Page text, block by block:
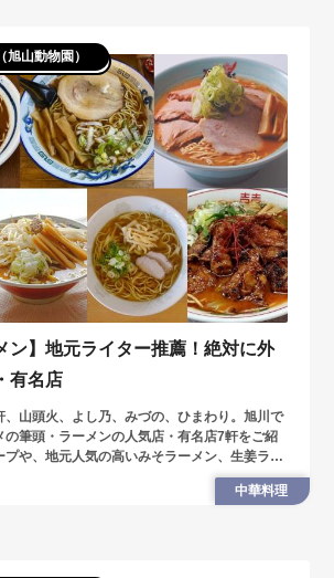
旭山動物園）
ン】地元ライター推薦！絶対に外
有名店
、山頭火、よし乃、みづの、ひまわり。旭川で
の筆頭・ラーメンの人気店・有名店7軒をご紹
プや、地元人気の高いみそラーメン、生姜ラー
中華料理